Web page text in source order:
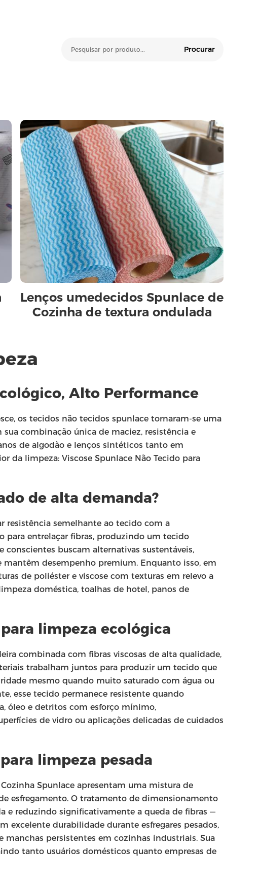
Procurar
Lenços umedecidos Spunlace de
Cozinha de textura ondulada
Alto Performance
os tecidos não tecidos spunlace tornaram-se uma
combinação única de maciez, resistência e
de algodão e lenços sintéticos tanto em
da limpeza: Viscose Spunlace Não Tecido para
de alta demanda?
resistência semelhante ao tecido com a
para entrelaçar fibras, produzindo um tecido
buscam alternativas sustentáveis,
mantêm desempenho premium. Enquanto isso, em
de poliéster e viscose com texturas em relevo a
doméstica, toalhas de hotel, panos de
limpeza ecológica
combinada com fibras viscosas de alta qualidade,
trabalham juntos para produzir um tecido que
mesmo quando muito saturado com água ou
esse tecido permanece resistente quando
óleo e detritos com esforço mínimo,
de vidro ou aplicações delicadas de cuidados
limpeza pesada
Spunlace apresentam uma mistura de
esfregamento. O tratamento de dimensionamento
e reduzindo significativamente a queda de fibras —
excelente durabilidade durante esfregares pesados,
persistentes em cozinhas industriais. Sua
tanto usuários domésticos quanto empresas de